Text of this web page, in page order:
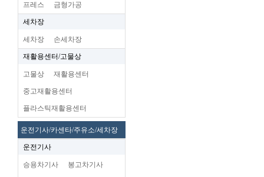
프레스 금형가공
세차장
세차장 손세차장
재활용센터/고물상
고물상 재활용센터
중고재활용센터
플라스틱재활용센터
운전기사/카센타/주유소/세차장
운전기사
승용차기사 봉고차기사